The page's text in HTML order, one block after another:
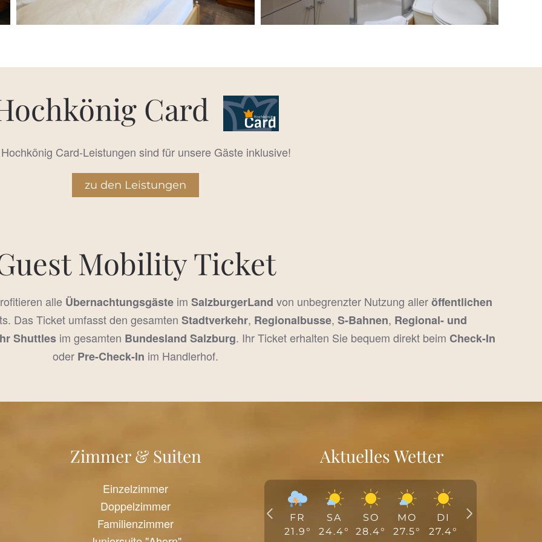
Card
Card-Leistungen sind für unsere Gäste inklusive!
zu den Leistungen
Mobility Ticket
alle Übernachtungsgäste im SalzburgerLand von unbegrenzter Nutzung alleröffentlichen
Das Ticket umfasst den gesamten Stadtverkehr, Regionalbusse, S-Bahnen, Regional- und
Shuttlesim gesamten Bundesland Salzburg. Ihr Ticket erhalten Sie bequem direkt beim Check-In
oder Pre-Check-In im Handlerhof.
Zimmer & Suiten
Einzelzimmer
Doppelzimmer
Familienzimmer
Aktuelles Wetter
FR
21.9°
SA
24.4°
SO
28.4°
MO
27.5°
DI
27.4°